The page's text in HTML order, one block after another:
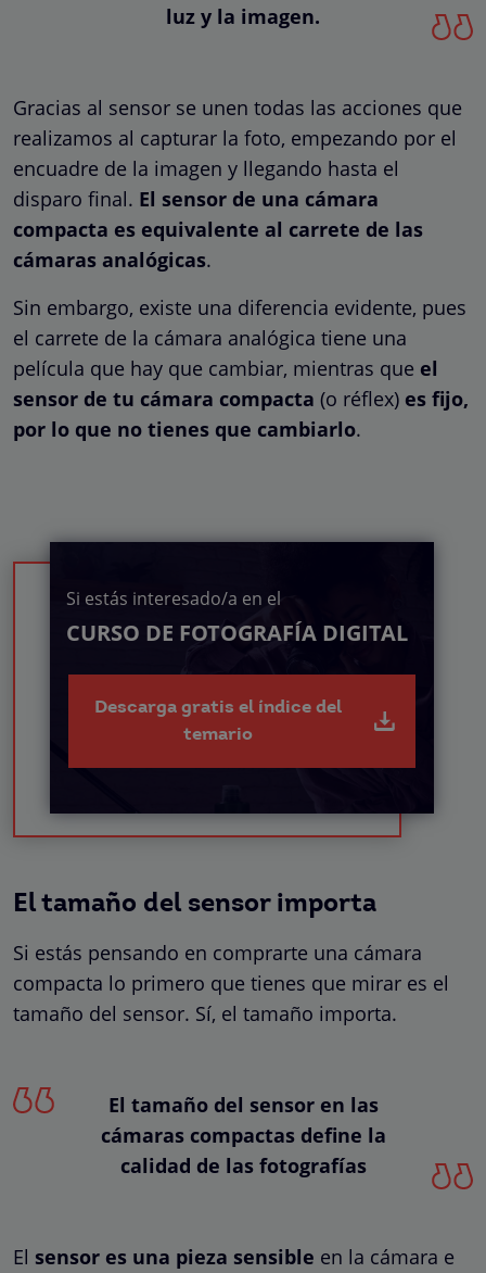
luz y la imagen.
Gracias al sensor se unen todas las acciones que
realizamos al capturar la foto, empezando por el
encuadre de la imagen y llegando hasta el
disparo final. El sensor de una cámara
compacta es equivalente al carrete de las
cámaras analógicas.
Sin embargo, existe una diferencia evidente, pues
el carrete de la cámara analógica tiene una
película que hay que cambiar, mientras que el
sensor de tu cámara compacta (o réflex) es fijo,
por lo que no tienes que cambiarlo.
Si estás interesado/a en el
CURSO DE FOTOGRAFÍA DIGITAL
Descarga gratis el índice del
temario
El tamaño del sensor importa
Si estás pensando en comprarte una cámara
compacta lo primero que tienes que mirar es el
tamaño del sensor. Sí, el tamaño importa.
El tamaño del sensor en las
cámaras compactas define la
calidad de las fotografías
El sensor es una pieza sensible en la cámara e